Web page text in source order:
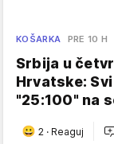
KOŠARKA PRE 10 H
Srbija u
Hrvatske:
"25:100" na
2 · Reaguj